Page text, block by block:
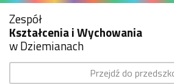
Zespół
Kształcenia i Wychowania
w Dziemianach
Przejdź do